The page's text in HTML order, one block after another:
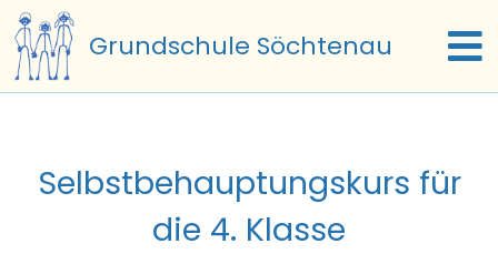
Zum
Inhalt
springen
Grundschule Söchtenau
Selbstbehauptungskurs für
die 4. Klasse